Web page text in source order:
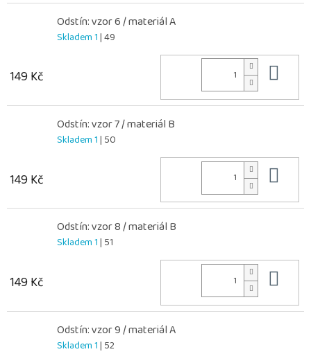
Odstín: vzor 6 / materiál A
Skladem 1| 49
149 Kč
Odstín: vzor 7 / materiál B
Skladem 1| 50
149 Kč
Odstín: vzor 8 / materiál B
Skladem 1| 51
149 Kč
Odstín: vzor 9 / materiál A
Skladem 1| 52